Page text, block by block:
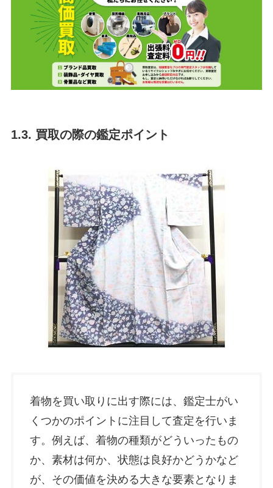
1.3. 買取の際の鑑定ポイント
着物を買い取りに出す際には、鑑定士がい
くつかのポイントに注目して査定を行いま
す。例えば、着物の種類がどういったもの
か、素材は何か、状態は良好かどうかなど
が、その価値を決める大きな要素となりま